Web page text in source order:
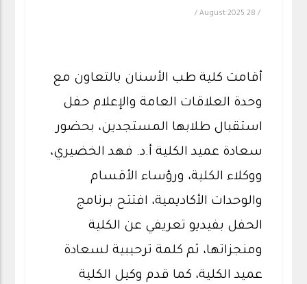
/
28 August 2025
/
أقامت كلية طب الأسنان بالتعاون مع
وحدة العلاقات العامة والإعلام حفل
استقبال طلابها المستجدين، بحضور
سعادة عميد الكلية أ.د. فهد الخضيري،
ووكلاء الكلية، ورؤساء الأقسام
والوحدات الأكاديمية، افتتح بـرنامج
الحفل بفيديو تعريفي عن الكلية
ومنجزاتها، ثم كلمة ترحيبية لسعادة
عميد الكلية، كما قدم وكيل الكلية